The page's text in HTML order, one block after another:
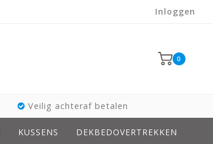
Inloggen
0
Veilig achteraf betalen
KUSSENS DEKBEDOVERTREKKEN